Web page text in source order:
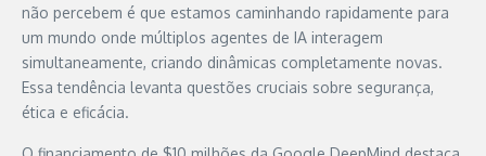
não percebem é que estamos caminhando rapidamente para
um mundo onde múltiplos agentes de IA interagem
simultaneamente, criando dinâmicas completamente novas.
Essa tendência levanta questões cruciais sobre segurança,
ética e eficácia.